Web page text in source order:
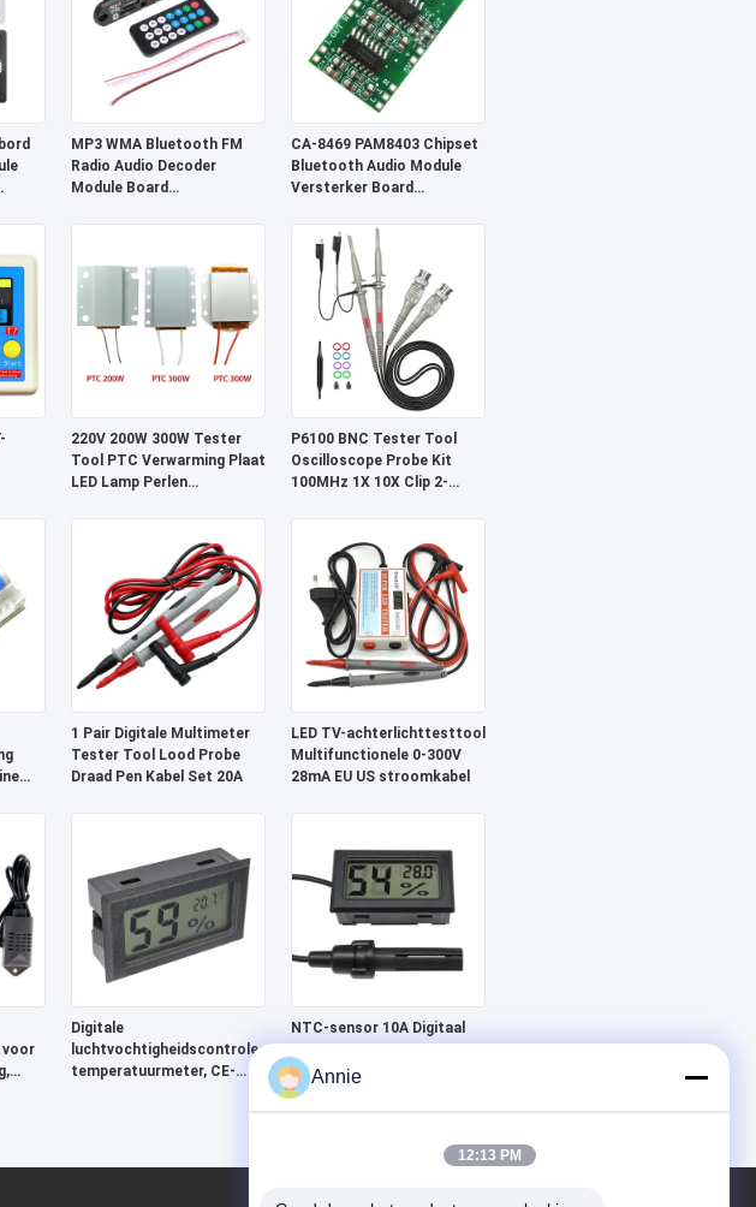
MP3 WMA Bluetooth FM
Radio Audio Decoder
Module Board
CA-8469 PAM8403 Chipset
Bluetooth Audio Module
Versterker Board
220V 200W 300W Tester
Tool PTC Verwarming Plaat
LED Lamp Perlen
P6100 BNC Tester Tool
Oscilloscope Probe Kit
100MHz 1X 10X Clip 2-
1 Pair Digitale Multimeter
Tester Tool Lood Probe
Draad Pen Kabel Set 20A
LED TV-achterlichttesttool
Multifunctionele 0-300V
28mA EU US stroomkabel
voor
Digitale
luchtvochtigheidscontroleerder,
temperatuurmeter, CE-
NTC-sensor 10A Digitaal
vochtigheidscontroleur
Temperatuurmeter
Monitoring Device
Annie
12:13 PM